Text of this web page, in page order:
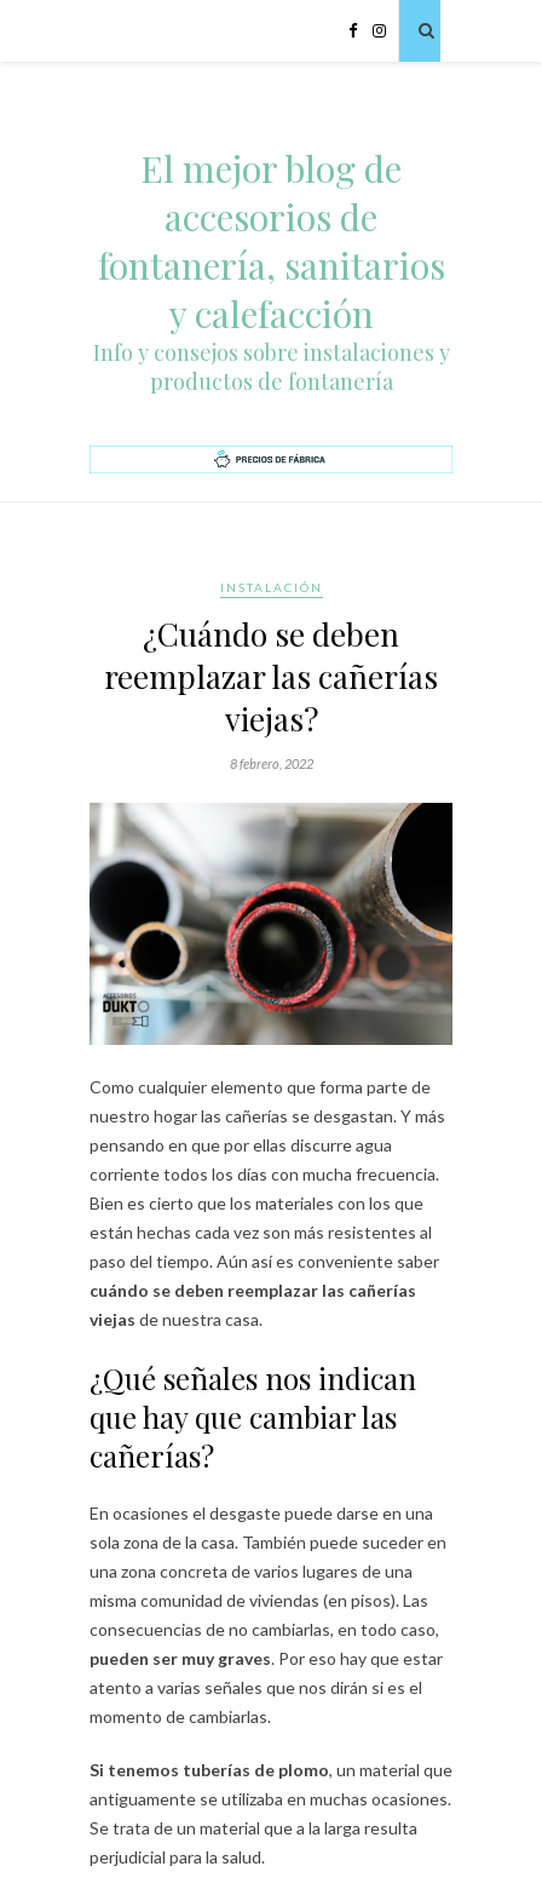
El mejor blog de
accesorios de
fontanería, sanitarios
y calefacción
Info y consejos sobre instalaciones y
productos de fontanería
INSTALACIÓN
¿Cuándo se deben
reemplazar las cañerías
viejas?
8 febrero, 2022
Como cualquier elemento que forma parte de
nuestro hogar las cañerías se desgastan. Y más
pensando en que por ellas discurre agua
corriente todos los días con mucha frecuencia.
Bien es cierto que los materiales con los que
están hechas cada vez son más resistentes al
paso del tiempo. Aún así es conveniente saber
cuándo se deben reemplazar las cañerías
viejas de nuestra casa.
¿Qué señales nos indican
que hay que cambiar las
cañerías?
En ocasiones el desgaste puede darse en una
sola zona de la casa. También puede suceder en
una zona concreta de varios lugares de una
misma comunidad de viviendas (en pisos). Las
consecuencias de no cambiarlas, en todo caso,
pueden ser muy graves. Por eso hay que estar
atento a varias señales que nos dirán si es el
momento de cambiarlas.
Si tenemos tuberías de plomo, un material que
antiguamente se utilizaba en muchas ocasiones.
Se trata de un material que a la larga resulta
perjudicial para la salud.